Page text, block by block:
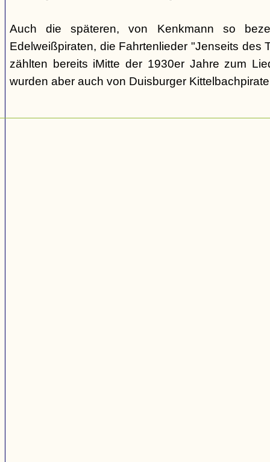
Auch die späteren, von Kenkmann so
Edelweißpiraten, die Fahrtenlieder "Jenseits des
zählten bereits iMitte der 1930er Jahre zum
wurden aber auch von Duisburger